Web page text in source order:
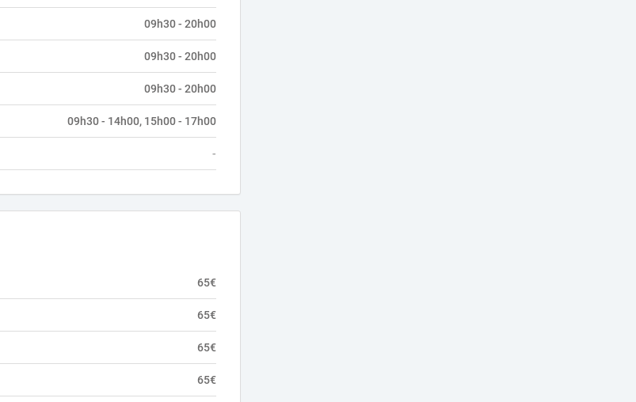
09h30 - 20h00
09h30 - 20h00
09h30 - 20h00
09h30 - 14h00, 15h00 - 17h00
-
65€
65€
65€
65€